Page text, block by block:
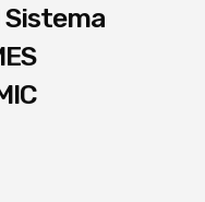
Sistema